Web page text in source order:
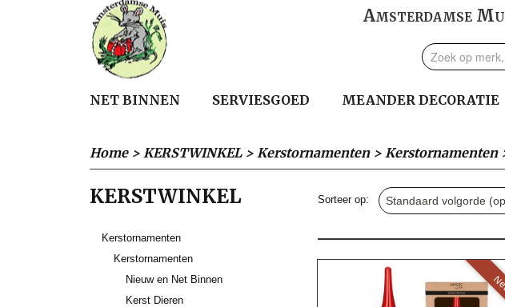
Amsterdamse
NET BINNEN SERVIESGOED MEANDER DECORATIE
Home> KERSTWINKEL> Kerstornamenten> Kerstornamenten
KERSTWINKEL
Kerstornamenten
Kerstornamenten
Nieuw en Net Binnen
Kerst Dieren
Sorteer op: